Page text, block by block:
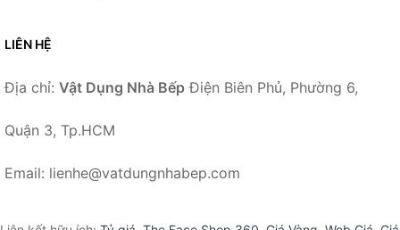
LIÊN HỆ
Địa chỉ: Vật Dụng Nhà Bếp Điện Biên Phủ, Phường 6,
Quận 3, Tp.HCM
Email: lienhe@vatdungnhabep.com